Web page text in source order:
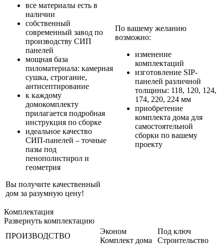
все материалы есть в
наличии
собственный
современный завод по
производству СИП
панелей
мощная база
пиломатериала: камерная
сушка, строгание,
антисептирование
к каждому
домокомплекту
прилагается подробная
инструкция по сборке
идеальное качество
СИП-панелей – точные
пазы под
пенополистирол и
геометрия
Вы получите качественный
дом за разумную цену!
По вашему желанию
возможно:
изменение
комплектаций
изготовление SIP-
панелей различной
толщины: 118, 120, 124,
174, 220, 224 мм
приобретение
комплекта дома для
самостоятельной
сборки по вашему
проекту
Комплектация
Развернуть комплектацию
ПРОИЗВОДСТВО
Эконом
Комплект дома
Под ключ
Строительство